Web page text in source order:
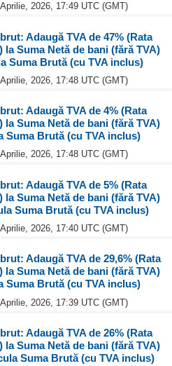
2026, 17:49 UTC (GMT)
Adaugă TVA de 47% (Rata
la Suma Netă de bani (fără TVA)
Suma Brută (cu TVA inclus)
2026, 17:48 UTC (GMT)
Adaugă TVA de 4% (Rata
la Suma Netă de bani (fără TVA)
Suma Brută (cu TVA inclus)
2026, 17:48 UTC (GMT)
Adaugă TVA de 5% (Rata
la Suma Netă de bani (fără TVA)
Suma Brută (cu TVA inclus)
2026, 17:40 UTC (GMT)
Adaugă TVA de 29,6% (Rata
la Suma Netă de bani (fără TVA)
Suma Brută (cu TVA inclus)
2026, 17:39 UTC (GMT)
Adaugă TVA de 26% (Rata
la Suma Netă de bani (fără TVA)
Suma Brută (cu TVA inclus)